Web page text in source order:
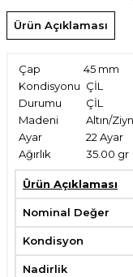
Ürün Açıklaması
Çap
45 mm
Kondisyonu ÇİL
Durumu
ÇİL
Madeni
Altın/
Ayar
22 Ayar
Ağırlık
35.00 gr
Ürün Açıklaması
Nominal Değer
Kondisyon
Nadirlik